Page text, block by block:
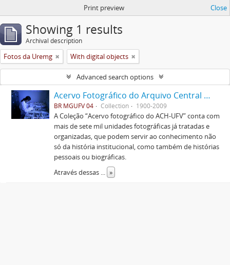
Print preview Close
Showing 1 results
Archival description
Fotos da Uremg With digital objects
Advanced search options
Acervo Fotográfico do Arquivo Central Histórico da UFV
BR MGUFV 04 Collection 1900-2009
A Coleção “Acervo fotográfico do ACH-UFV” conta com
mais de sete mil unidades fotográficas já tratadas e
organizadas, que podem servir ao conhecimento não
só da história institucional, como também de histórias
pessoais ou biográficas.
Através dessas ... »